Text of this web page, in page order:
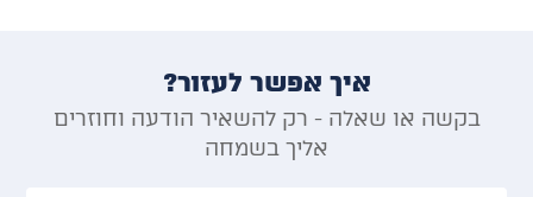
איך אפשר לעזור?
בקשה או שאלה - רק להשאיר הודעה וחוזרים
אליך בשמחה